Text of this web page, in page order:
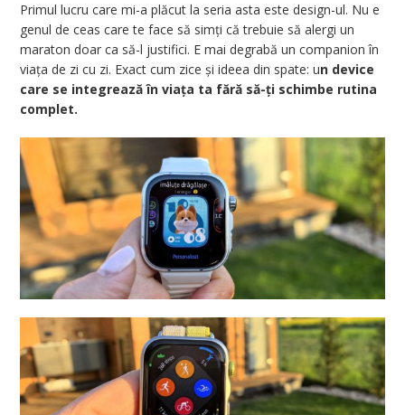
Primul lucru care mi-a plăcut la seria asta este design-ul. Nu e
genul de ceas care te face să simți că trebuie să alergi un
maraton doar ca să-l justifici. E mai degrabă un companion în
viața de zi cu zi. Exact cum zice și ideea din spate: un device
care se integrează în viața ta fără să-ți schimbe rutina
complet.